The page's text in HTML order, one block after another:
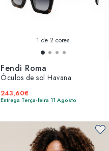
1 de 2 cores
Fendi Roma
Óculos de sol Havana
243,60€
Entrega Terça-feira 11 Agosto